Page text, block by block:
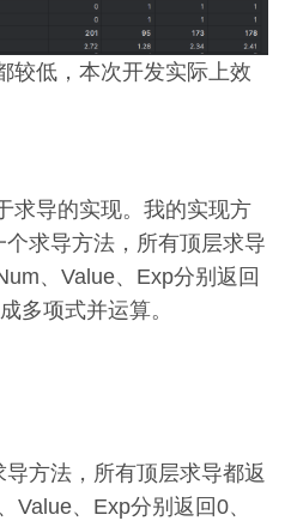
较低，本次开发实际上效
求导的实现。我的实现方
求导方法，所有顶层求导
、Value、Exp分别返回
多项式并运算。
方法，所有顶层求导都返
Value、Exp分别返回0、